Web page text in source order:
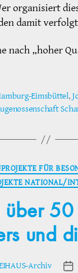
organisiert
damit
nach „hoher
Eimsbüttel,
FÜR
NATIONAL/
über
und
Archiv